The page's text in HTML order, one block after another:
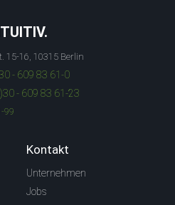
15-16, 10315 Berlin
- 609 83 61-0
- 609 83 61-23
99
Kontakt
Unternehmen
Jobs